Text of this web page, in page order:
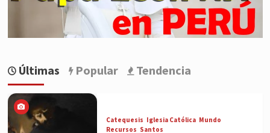
Últimas Popular Tendencia
Catequesis Iglesia Católica Mundo
Recursos Santos